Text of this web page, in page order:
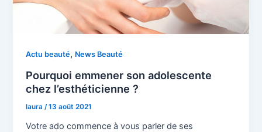
Actu beauté, News Beauté
Pourquoi emmener son adolescente
chez l’esthéticienne ?
laura /13 août 2021
Votre ado commence à vous parler de ses